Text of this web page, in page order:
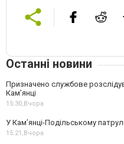
Останні новини
Призначено службове
Кам’янці
15:30, Вчора
У Кам’янці-Подільському
15:21, Вчора